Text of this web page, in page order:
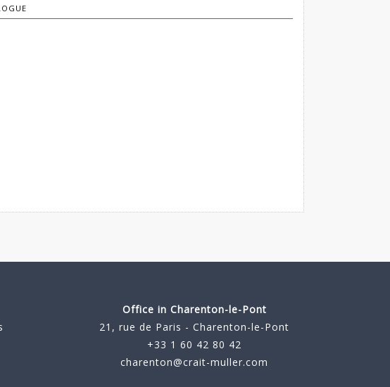
Office in Charenton-le-Pont
21, rue de Paris - Charenton-le-Pont
+33 1 60 42 80 42
charenton@crait-muller.com